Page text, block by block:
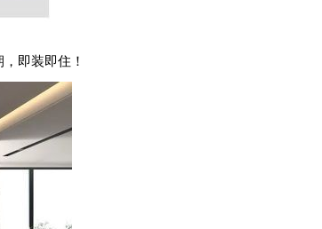
即装即住！